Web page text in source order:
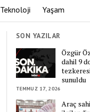
Teknoloji Yaşam
SON YAZILAR
Özgür
dahil 9
sunuldu
TEMMUZ 17, 2026
Araç